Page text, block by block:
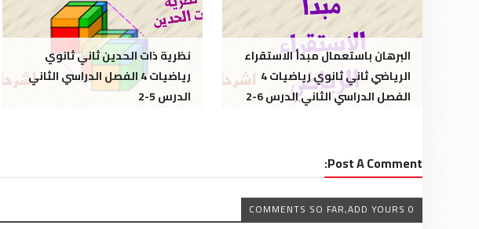
البرهان باستعمال مبدأ الاستقراء
الرياضي ثاني ثانوي رياضيات 4
الفصل الدراسي الثاني الدرس 6-2
نظرية ذات الحدين ثاني ثانوي
رياضيات 4 الفصل الدراسي الثاني
الدرس 5-2
Post A Comment:
0 COMMENTS SO FAR,ADD YOURS